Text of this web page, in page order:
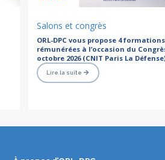
Salons et congrès
ORL-DPC vous propose 4
rémunérées à l’occasion du
octobre 2026 (CNIT Paris La
Lire la suite